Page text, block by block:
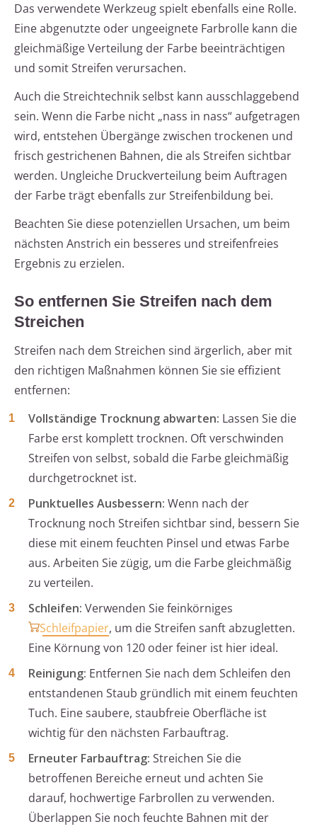
Das verwendete Werkzeug spielt ebenfalls eine Rolle.
Eine abgenutzte oder ungeeignete Farbrolle kann die
gleichmäßige Verteilung der Farbe beeinträchtigen
und somit Streifen verursachen.
Auch die Streichtechnik selbst kann ausschlaggebend
sein. Wenn die Farbe nicht „nass in nass“ aufgetragen
wird, entstehen Übergänge zwischen trockenen und
frisch gestrichenen Bahnen, die als Streifen sichtbar
werden. Ungleiche Druckverteilung beim Auftragen
der Farbe trägt ebenfalls zur Streifenbildung bei.
Beachten Sie diese potenziellen Ursachen, um beim
nächsten Anstrich ein besseres und streifenfreies
Ergebnis zu erzielen.
So entfernen Sie Streifen nach dem
Streichen
Streifen nach dem Streichen sind ärgerlich, aber mit
den richtigen Maßnahmen können Sie sie effizient
entfernen:
Vollständige Trocknung abwarten: Lassen Sie die
Farbe erst komplett trocknen. Oft verschwinden
Streifen von selbst, sobald die Farbe gleichmäßig
durchgetrocknet ist.
Punktuelles Ausbessern: Wenn nach der
Trocknung noch Streifen sichtbar sind, bessern Sie
diese mit einem feuchten Pinsel und etwas Farbe
aus. Arbeiten Sie zügig, um die Farbe gleichmäßig
zu verteilen.
Schleifen: Verwenden Sie feinkörniges
Schleifpapier, um die Streifen sanft abzugletten.
Eine Körnung von 120 oder feiner ist hier ideal.
Reinigung: Entfernen Sie nach dem Schleifen den
entstandenen Staub gründlich mit einem feuchten
Tuch. Eine saubere, staubfreie Oberfläche ist
wichtig für den nächsten Farbauftrag.
Erneuter Farbauftrag: Streichen Sie die
betroffenen Bereiche erneut und achten Sie
darauf, hochwertige Farbrollen zu verwenden.
Überlappen Sie noch feuchte Bahnen mit der